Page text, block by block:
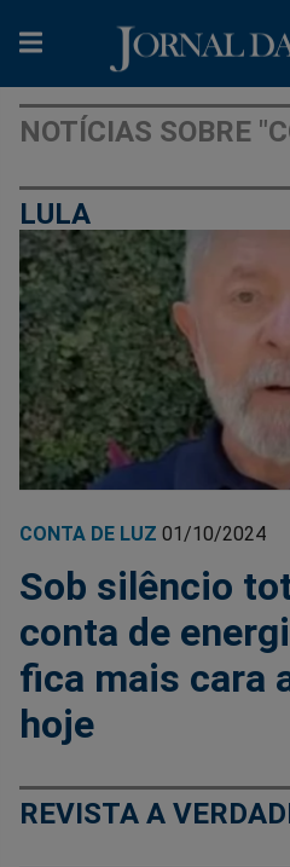
NOTÍCIAS SOBRE
LULA
CONTA DE LUZ 01/10/2024
Sob silêncio
conta de
fica mais cara
hoje
REVISTA A